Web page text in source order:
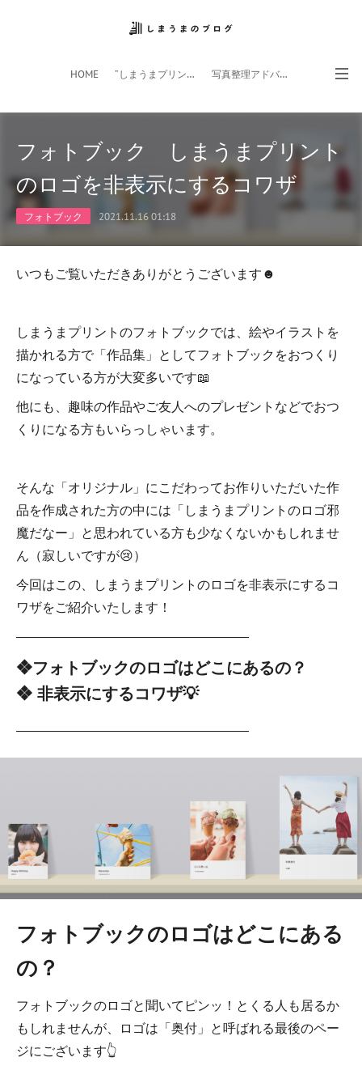
HOME ”しまうまプリント”サイト 写真整理アドバイザー
フォトブック しまうまプリント
のロゴを非表示にするコワザ
フォトブック 2021.11.16 01:18
いつもご覧いただきありがとうございます☻
しまうまプリントのフォトブックでは、絵やイラストを
描かれる方で「作品集」としてフォトブックをおつくり
になっている方が大変多いです📖
他にも、趣味の作品やご友人へのプレゼントなどでおつ
くりになる方もいらっしゃいます。
そんな「オリジナル」にこだわってお作りいただいた作
品を作成された方の中には「しまうまプリントのロゴ邪
魔だなー」と思われている方も少なくないかもしれませ
ん（寂しいですが😢）
今回はこの、しまうまプリントのロゴを非表示にするコ
ワザをご紹介いたします！
――――――――――――――――――
❖フォトブックのロゴはどこにあるの？
❖ 非表示にするコワザ💡
――――――――――――――――――
フォトブックのロゴはどこにある
の？
フォトブックのロゴと聞いてピンッ！とくる人も居るか
もしれませんが、ロゴは「奥付」と呼ばれる最後のペー
ジにございます👆